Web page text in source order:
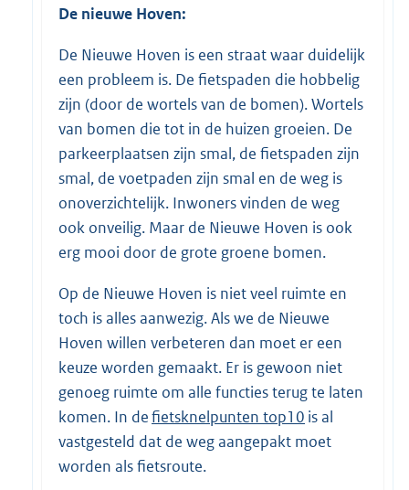
De nieuwe Hoven:
De Nieuwe Hoven is een straat waar duidelijk
een probleem is. De fietspaden die hobbelig
zijn (door de wortels van de bomen). Wortels
van bomen die tot in de huizen groeien. De
parkeerplaatsen zijn smal, de fietspaden zijn
smal, de voetpaden zijn smal en de weg is
onoverzichtelijk. Inwoners vinden de weg
ook onveilig. Maar de Nieuwe Hoven is ook
erg mooi door de grote groene bomen.
Op de Nieuwe Hoven is niet veel ruimte en
toch is alles aanwezig. Als we de Nieuwe
Hoven willen verbeteren dan moet er een
keuze worden gemaakt. Er is gewoon niet
genoeg ruimte om alle functies terug te laten
komen. In defietsknelpunten top10 is al
vastgesteld dat de weg aangepakt moet
worden als fietsroute.